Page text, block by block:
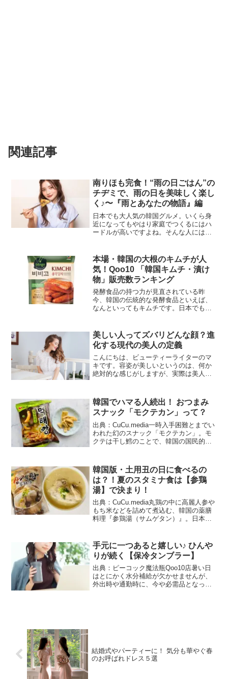
関連記事
南りほも完食！“雨の日ごはん”の
チヂミで、雨の日を美味しく楽し
く♪〜『雨とあなたの物語』編
日本でも大人気の韓国グルメ。いくら身
近になってもやはり家庭でつくるにはハ
ードルが高いですよね。そんな人にはレ
Presents「ドラマ観ながら、なに食べ
よ？」eBay ...
本場・韓国の大根のキムチが人
気！Qoo10 「韓国キムチ・漬け
物」販売数ランキング
発酵食品の持つ力が見直されている昨
今、韓国の伝統的な発酵食品といえば、
なんといってもキムチです。日本でも身
い！」という人も多いよう。今回はそん
なキムチのランキングです！イン...
美しい人ってズバリどんな顔？進
化する現代の美人の定義
こんにちは、ビューティーライターのマ
キです。容姿が美しいというのは、何か
絶対的な感じがしますが、実際は美人の
も、全然嬉しくありませんよね・・・笑
または、“古いタイプの美人...
韓国でハマる人続出！ おつまみ
スナック「モクテカン」って？
出典：CuCu.media一時入手困難とまでい
われた幻のスナック「モクテカン」。モ
クテは干し鱈のことで、韓国の国民的お
後発品が多数発売され、カップ麺バージ
ョンなども登場...
韓国版・土用丑の日に食べるの
は？！夏のスタミナ食は【参鶏
湯】で決まり！
出典：CuCu.media丸鶏の中に高麗人参や
もち米などを詰めて煮込む、韓国の薬膳
料理『参鶏湯（サムゲタン）』。日本で
本で土用の丑の日にうなぎを食べるよう
に、韓国では、...
手元に一つあると嬉しい♪ ひんや
りが続く【保冷タンブラー】
出典：ピーコック魔法瓶Qoo10店暑い日
はとにかく水分補給が欠かせませんが、
外出時や通勤時に、今や必需品となって
結婚式やパーティーに！ 気分も華やぐ春
のお呼ばれドレス５選